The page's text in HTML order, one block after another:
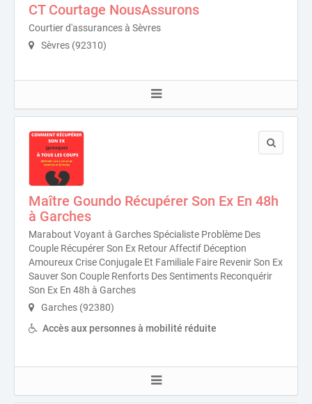
CT Courtage NousAssurons
Courtier d'assurances à Sèvres
Sèvres (92310)
Maître Goundo Récupérer Son Ex En 48h
à Garches
Marabout Voyant à Garches Spécialiste Problème Des
Couple Récupérer Son Ex Retour Affectif Déception
Amoureux Crise Conjugale Et Familiale Faire Revenir Son Ex
Sauver Son Couple Renforts Des Sentiments Reconquérir
Son Ex En 48h à Garches
Garches (92380)
Accès aux personnes à mobilité réduite